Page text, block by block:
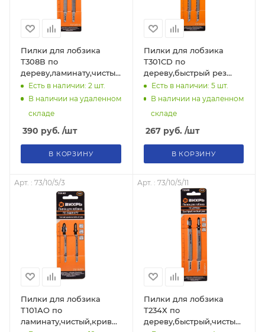
Пилки для лобзика
Т308В по
дереву,ламинату,чистый
рез 116x90мм (2 шт)
73/10/5/10 "ВИХРЬ"
Есть в наличии: 2 шт.
В наличии на удаленном
складе
390 руб. /шт
В КОРЗИНУ
Пилки для лобзика
Т301CD по
дереву,быстрый рез
116х90мм (2 шт) 73/10/5/9
"ВИХРЬ"
Есть в наличии: 5шт.
В наличии на удаленном
складе
267руб. /шт
В КОРЗИНУ
Арт. : 73/10/5/3
Пилки для лобзика
Т101АО по
ламинату,чистый,криволинейный
Арт. : 73/10/5/11
Пилки для лобзика
Т234Х по
дереву,быстрый,чистый